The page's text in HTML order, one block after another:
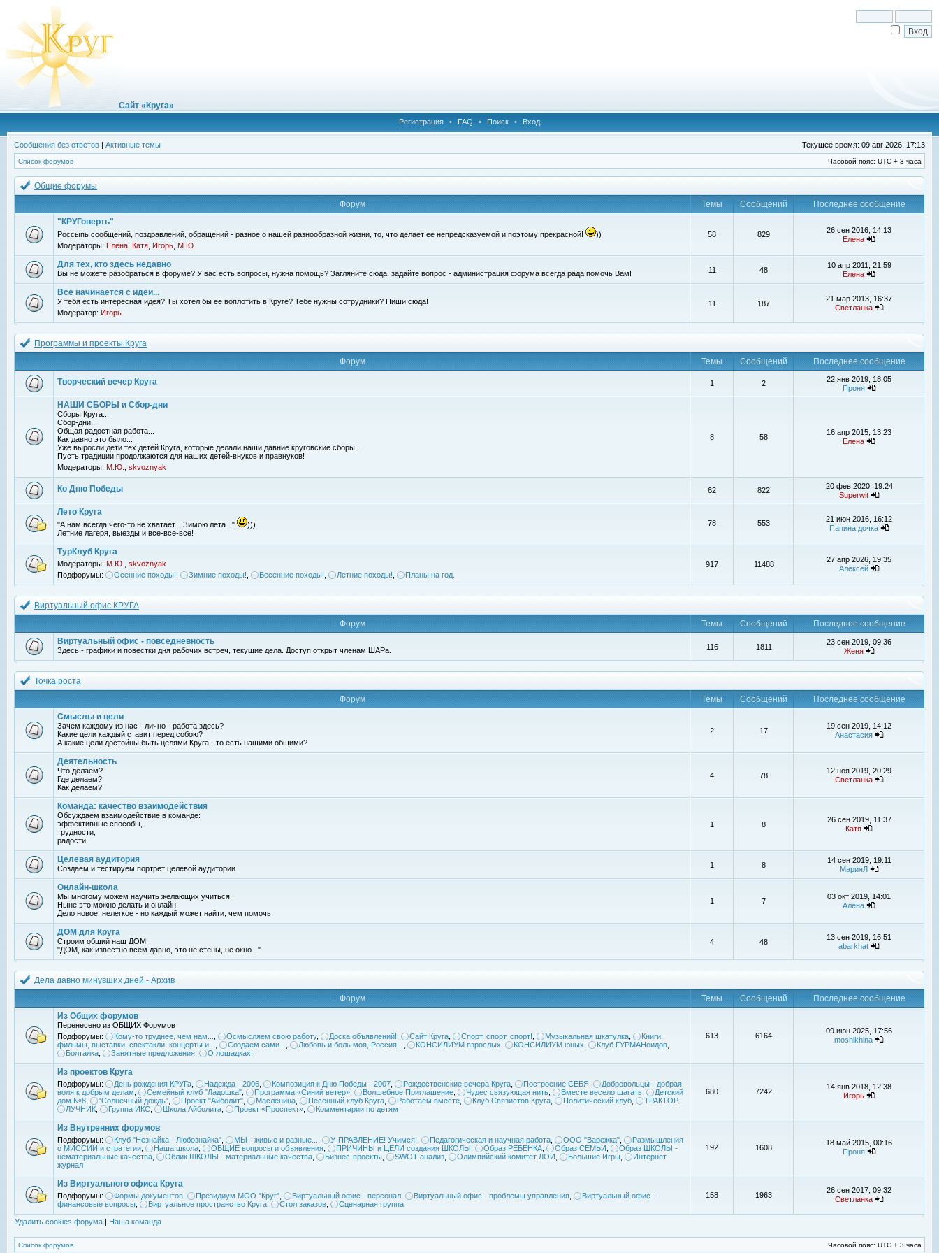
Сайт «Круга»
Регистрация • FAQ • Поиск • Вход
Сообщения без ответов | Активные темы Текущее время: 09 авг 2026, 17:13
Список форумов Часовой пояс: UTC + 3 часа
Общие форумы
Форум
Темы Сообщений
Последнее сообщение
"КРУГоверть"
Россыпь сообщений, поздравлений, обращений - разное о нашей разнообразной жизни, то, что делает ее непредсказуемой и поэтому прекрасной!
))
Модераторы: Елена Катя Игорь М.Ю.
58 829
26 сен 2016, 14:13
Елена
Для тех, кто здесь недавно
Вы не можете разобраться в форуме? У вас есть вопросы, нужна помощь? Загляните сюда, задайте вопрос - администрация форума всегда рада помочь Вам! 11 48
10 апр 2011, 21:59
Елена
Все начинается с идеи...
У тебя есть интересная идея? Ты хотел бы её воплотить в Круге? Тебе нужны сотрудники? Пиши сюда!
Модератор: Игорь
11 187
21 мар 2013, 16:37
Светланка
Программы и проекты Круга
Форум
Темы Сообщений Последнее сообщение
Творческий вечер Круга 1 2
22 янв 2019, 18:05
Проня
НАШИ СБОРЫ и Сбор-дни
Сборы Круга...
Сбор-дни...
Общая радостная работа...
Как давно это было...
Уже выросли дети тех детей Круга, которые делали наши давние круговские сборы...
Пусть традиции продолжаются для наших детей-внуков и правнуков!
Модераторы: М.Ю. skvoznyak
8 58
16 апр 2015, 13:23
Елена
Ко Дню Победы 62 822
20 фев 2020, 19:24
Superwit
Лето Круга
"А нам всегда чего-то не хватает... Зимою лета..."
)))
Летние лагеря, выезды и все-все-все!
78 553
21 июн 2016, 16:12
Папина дочка
ТурКлуб Круга
Модераторы: М.Ю.
skvoznyak
Подфорумы:
Осенние походы! Зимние походы! Весенние походы! Летние походы! Планы на год.
917 11488
27 апр 2026, 19:35
Алексей
Виртуальный офис КРУГА
Форум
Темы Сообщений
Последнее сообщение
Виртуальный офис - повседневность
Здесь - графики и повестки дня рабочих встреч, текущие дела. Доступ открыт членам ШАРа. 116 1811
23 сен 2019, 09:36
Женя
Точка роста
Форум
Темы Сообщений
Последнее сообщение
Смыслы и цели
Зачем каждому из нас - лично - работа здесь?
Какие цели каждый ставит перед собою?
А какие цели достойны быть целями Круга - то есть нашими общими?
2 17
19 сен 2019, 14:12
Анастасия
Деятельность
Что делаем?
Где делаем?
Как делаем?
4 78
12 ноя 2019, 20:29
Светланка
Команда: качество взаимодействия
Обсуждаем взаимодействие в команде:
эффективные способы,
трудности,
радости
1 8
26 сен 2019, 11:37
Катя
Целевая аудитория
Создаем и тестируем портрет целевой аудитории 1 8
14 сен 2019, 19:11
МарияЛ
Онлайн-школа
Мы многому можем научить желающих учиться.
Ныне это можно делать и онлайн.
Дело новое, нелегкое - но каждый может найти, чем помочь.
1 7
03 окт 2019, 14:01
Алёна
ДОМ для Круга
Строим общий наш ДОМ.
"ДОМ, как известно всем давно, это не стены, не окно..."
4 48
13 сен 2019, 16:51
abarkhat
Дела давно минувших дней - Архив
Форум
Темы Сообщений
Последнее сообщение
Из Общих форумов
Перенесено из ОБЩИХ Форумов
Подфорумы:
Кому-то труднее, чем нам... Осмысляем свою работу, Доска объявлений! Сайт Круга Спорт, спорт, спорт! Музыкальная шкатулка
Книги,
фильмы, выставки, спектакли, концерты и...
Создаем сами... Любовь и боль моя, Россия... КОНСИЛИУМ взрослых КОНСИЛИУМ юных Клуб ГУРМАНоидов
Болталка
Занятные предложения О лошадках!
613 6164
09 июн 2025, 17:56
moshikhina
Из проектов Круга
Подфорумы: День рождения КРУГа Надежда - 2006 Композиция к Дню Победы - 2007 Рождественские вечера Круга Построение СЕБЯ
Добровольцы - добрая
воля к добрым делам
Семейный клуб "Ладошка" Программа «Синий ветер» Волшебное Приглашение Чудес связующая нить Вместе весело шагать
Детский
дом №8
"Солнечный дождь" Проект "Айболит" Масленица Песенный клуб Круга Работаем вместе Клуб Связистов Круга Политический клуб ТРАКТОР,
ЛУЧНИК
Группа ИКС Школа Айболита Проект «Проспект» Комментарии по детям
680 7242
14 янв 2018, 12:38
Игорь
Из Внутренних форумов
Подфорумы: Клуб "Незнайка - Любознайка" МЫ - живые и разные... У-ПРАВЛЕНИЕ! Учимся! Педагогическая и научная работа ООО "Варежка"
Размышления
о МИССИИ и стратегии
Наша школа ОБЩИЕ вопросы и объявления ПРИЧИНЫ и ЦЕЛИ создания ШКОЛЫ Образ РЕБЕНКА Образ СЕМЬИ
Образ ШКОЛЫ -
нематериальные качества
Облик ШКОЛЫ - материальные качества Бизнес-проекты SWOT анализ Олимпийский комитет ЛОИ Большие Игры
Интернет-
журнал
192 1608
18 май 2015, 00:16
Проня
Из Виртуального офиса Круга
Подфорумы: Формы документов Президиум МОО "Круг" Виртуальный офис - персонал Виртуальный офис - проблемы управления
Виртуальный офис -
финансовые вопросы
Виртуальное пространство Круга Стол заказов Сценарная группа
158 1963
26 сен 2017, 09:32
Светланка
Удалить cookies форума | Наша команда
Список форумов Часовой пояс: UTC + 3 часа